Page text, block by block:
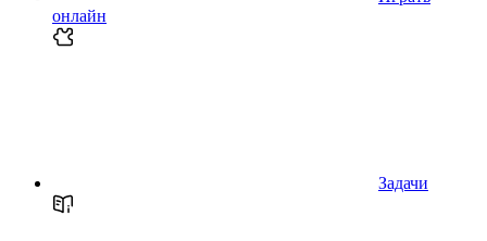
онлайн
Задачи